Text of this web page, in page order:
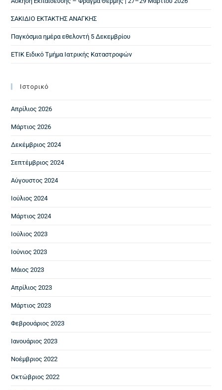
ΣΑΚΙΔΙΟ ΕΚΤΑΚΤΗΣ ΑΝΑΓΚΗΣ
Παγκόσμια ημέρα εθελοντή 5 Δεκεμβρίου
ΕΤΙΚ Ειδικό Τμήμα Ιατρικής Καταστροφών
Ιστορικό
Απρίλιος 2026
Μάρτιος 2026
Δεκέμβριος 2024
Σεπτέμβριος 2024
Αύγουστος 2024
Ιούλιος 2024
Μάρτιος 2024
Ιούλιος 2023
Ιούνιος 2023
Μάιος 2023
Απρίλιος 2023
Μάρτιος 2023
Φεβρουάριος 2023
Ιανουάριος 2023
Νοέμβριος 2022
Οκτώβριος 2022